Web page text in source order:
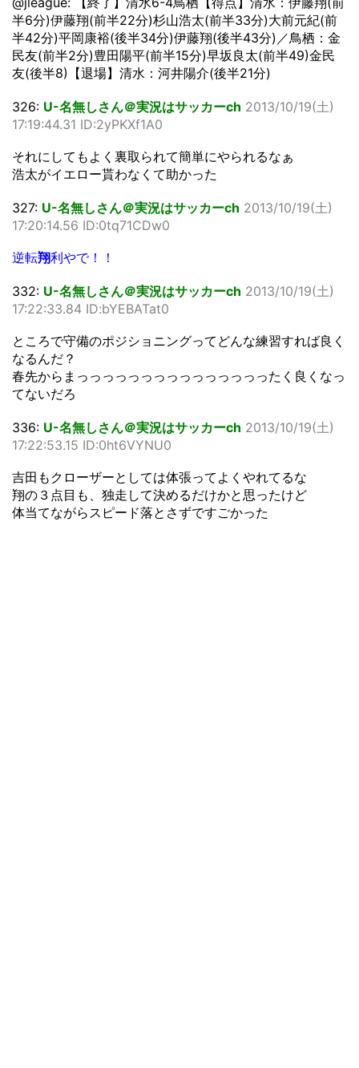
半6分)伊藤翔(前半22分)杉山浩太(前半33分)大前元紀(前
半42分)平岡康裕(後半34分)伊藤翔(後半43分)／鳥栖：金
民友(前半2分)豊田陽平(前半15分)早坂良太(前半49)金民
友(後半8)【退場】清水：河井陽介(後半21分)
326: U-名無しさん＠実況はサッカーch 2013/10/19(土)
17:19:44.31 ID:2yPKXf1A0
それにしてもよく裏取られて簡単にやられるなぁ
浩太がイエロー貰わなくて助かった
327: U-名無しさん＠実況はサッカーch 2013/10/19(土)
17:20:14.56 ID:0tq71CDw0
逆転翔利やで！！
332: U-名無しさん＠実況はサッカーch 2013/10/19(土)
17:22:33.84 ID:bYEBATat0
ところで守備のポジショニングってどんな練習すれば良く
なるんだ？
春先からまっっっっっっっっっっっっっっったく良くなっ
てないだろ
336: U-名無しさん＠実況はサッカーch 2013/10/19(土)
17:22:53.15 ID:0ht6VYNU0
吉田もクローザーとしては体張ってよくやれてるな
翔の３点目も、独走して決めるだけかと思ったけど
体当てながらスピード落とさずですごかった